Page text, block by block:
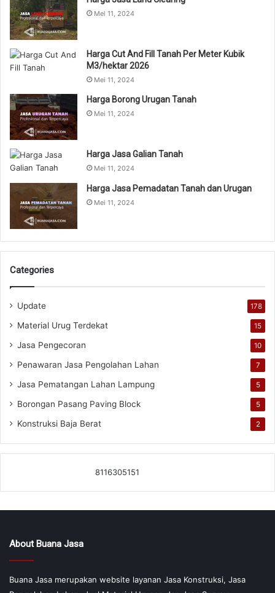
Mei 11, 2024
Harga Cut And Fill Tanah Per Meter Kubik
M3/hektar 2026
Mei 11, 2024
Harga Borong Urugan Tanah
Mei 11, 2024
Harga Jasa Galian Tanah
Mei 11, 2024
Harga Jasa Pemadatan Tanah dan Urugan
Mei 11, 2024
Categories
Update 178
Material Urug Terdekat 15
Jasa Pengecoran 10
Penawaran Jasa Pengolahan Lahan 7
Jasa Pematangan Lahan Lampung 5
Borongan Pasang Paving Block 5
Konstruksi Baja Berat 2
8116305151
About Buana Jasa
Buana Jasa merupakan website layanan Jasa Konstruksi, Jasa